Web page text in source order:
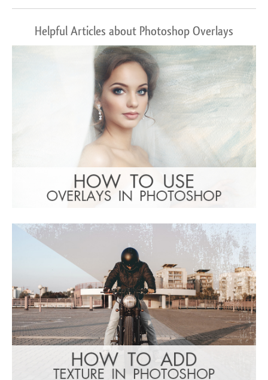
Helpful Articles about Photoshop Overlays